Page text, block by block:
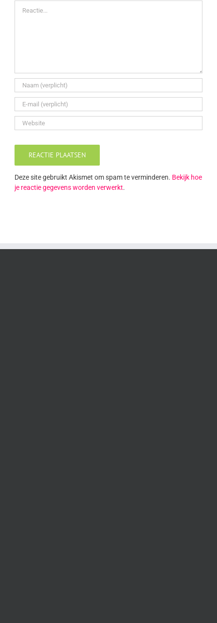
Deze site gebruikt Akismet om spam te verminderen. Bekijk hoe
je reactie gegevens worden verwerkt.